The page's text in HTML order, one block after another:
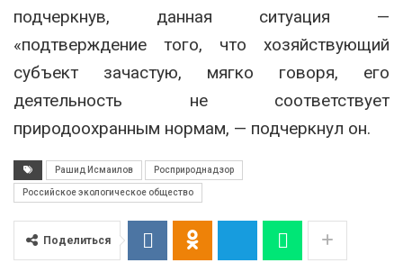
подчеркнув, данная ситуация —
«подтверждение того, что хозяйствующий
субъект зачастую, мягко говоря, его
деятельность не соответствует
природоохранным нормам, — подчеркнул он.
Рашид Исмаилов Росприроднадзор
Российское экологическое общество
Поделиться